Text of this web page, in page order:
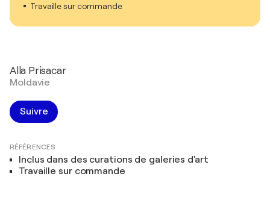
Travaille sur commande
Alla Prisacar
Moldavie
Suivre
RÉFÉRENCES
Inclus dans des curations de galeries d'art
Travaille sur commande